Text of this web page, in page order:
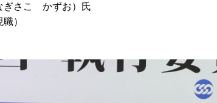
やなぎさこ かずお）氏
）